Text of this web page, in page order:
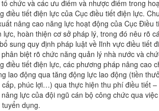
chức và các ưu điểm và nhược điểm trong
điều tiết điện lực của Cục điều tiết điện lực.
nâng cao năng lực hoạt động của Cục Điều
lực, hoàn thiện cơ sở pháp lý, trong đó nêu rõ
sung quy định pháp luật về lĩnh vực điều tiết
biệt rõ chức năng quản lý nhà nước và
điều tiết điện lực, các phương pháp nâng cao
lao động qua tăng động lực lao động (tiền
cấp, phúc lợi…) qua thực hiện thu phí điều tiết –
lực của đội ngũ cán bộ công chức qua
dụng.